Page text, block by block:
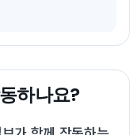
하나요?